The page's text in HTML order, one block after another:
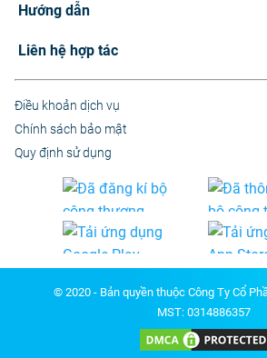
Hướng dẫn
Liên hệ hợp tác
Điều khoản dịch vụ
Chính sách bảo mật
Quy định sử dụng
© 2020 - Bản quyền thuộc Công Ty Cổ
MST: 0314886357